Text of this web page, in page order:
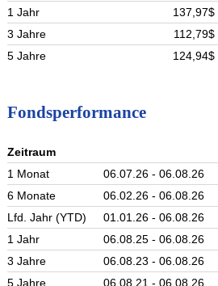
1 Jahr
137,97$
3 Jahre
112,79$
5 Jahre
124,94$
Fondsperformance
Zeitraum
1 Monat 06.07.26 - 06.08.26
6 Monate
06.02.26 - 06.08.26
Lfd. Jahr (YTD)
01.01.26 - 06.08.26
1 Jahr
06.08.25 - 06.08.26
3 Jahre
06.08.23 - 06.08.26
5 Jahre
06.08.21 - 06.08.26